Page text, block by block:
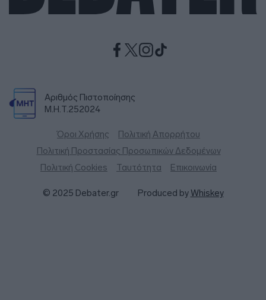
Αριθμός Πιστοποίησης
Μ.Η.Τ.252024
Όροι Χρήσης
Πολιτική Απορρήτου
Πολιτική Προστασίας Προσωπικών Δεδομένων
Πολιτική Cookies
Ταυτότητα Επικοινωνία
© 2025 Debater.gr Produced byWhiskey